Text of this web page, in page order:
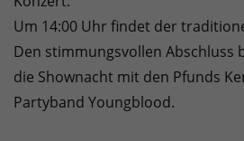
Um 14:00 Uhr findet der
Den stimmungsvollen Abschluss
die Shownacht mit den Pfunds
Partyband Youngblood.